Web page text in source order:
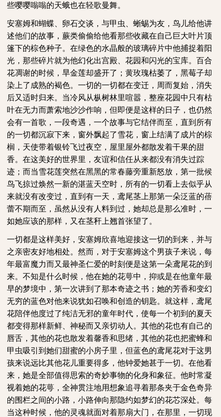
些嘤嘤嗡嗡的天蛾也在轻歌曼舞。
安塞姆和蝴蝶、卵石交谈，与甲虫、蜥蜴为友，鸟儿给他讲
述他们的故事，蕨类偷偷给他看那些收藏在自己巨大叶片顶
篷下的棕色种子。在绿色的水晶般的玻璃碎片中他捕捉着阳
光，那些碎片就为他幻化出宫殿、花园和闪光的宝库。百合
花凋谢的时候，旱金莲却盛开了；黄玫瑰枯萎了，黑莓子却
染上了成熟的褐色。一切的一切都在变迁，周而复始，消失
后又适时归来。当冷风从枞树林里喧嚣，整座花园中只有枯
叶在无力而萧索地沙沙作响，但即便是这样的日子，也仍然
会有一首歌，一段奇遇，一个故事与它结伴而至，直到所有
的一切都沉寂下来，窗外飘起了雪花，窗上结满了成片的棕
榈，天使带着银铃飞过夜空，屋里屋外都散发着干果的甜
香。在这美好的世界里，友谊和信任从来都没有消失过踪
迹；而当雪花莲突然在黑黑的常春藤旁重新怒放，第一批候
鸟飞掠过焕然一新的湛蓝天空时，所有的一切看上去似乎从
来就没有改变过，直到有一天，鸢尾茎上那第一朵泛蓝的蓓
蕾不期而至，虽然从没有人料到过，她却总是那么准时，一
如她应该的那样，又在茎秆上翘首张望了。
一切都是这样美好，安塞姆欣喜地迎接这一切的到来，并与
之亲密友好地相处。然而，对于安塞姆这个男孩子来说，每
年最富魔力而又最神圣仁爱的时刻便是这第一朵鸢尾花的到
来。不知是什么时候，他在她的花萼中，抑或是在他童年最
早的梦境中，第一次讲到了那本奇迹之书；她的芳香和变幻
无穷的蓝色对他来说犹如召唤和创造的钥匙。就这样，鸢尾
花陪伴他度过了纯洁无邪的童年时代，使每一个初到的夏天
都变得那样新鲜、神秘而又亲切动人。其他的花也有自己的
唇舌，其他的花也散发着馨香和思绪，其他的花也把蜜蜂和
甲虫吸引到她们甜蜜的小房子里，但蓝色的鸢尾花对于这男
孩来说远比其他花儿重要得多，他钟爱她甚于一切。在他看
来，她是全部值得思索的奇妙事物的化身和象征。他时常凝
视着她的花萼，全神贯注地用想象追寻着那条夹于金色奇异
的围栏之间的小路，小路伸向那隐约如梦幻的花芯深处。每
当这种时候，他的灵魂就面对着那扇大门，在那里，一切现